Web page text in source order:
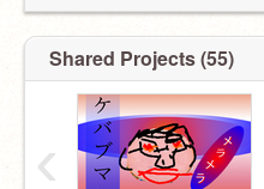
Shared Projects (55)
‹